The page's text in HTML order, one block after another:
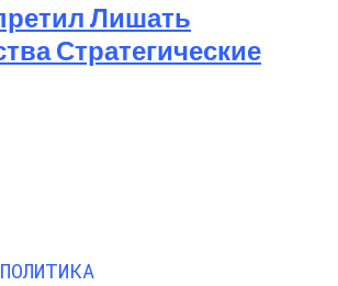
Лишать
Стратегические